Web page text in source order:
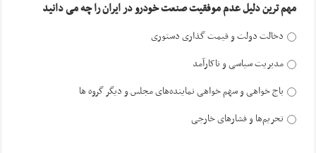
مهم ترین دلیل عدم موفقیت صنعت خودرو در ایران را چه می دانید
دخالت دولت و قیمت گذاری دستوری
مدیریت سیاسی و ناکارآمد
باج خواهی و سهم خواهی نماینده‌های مجلس و دیگر گروه ها
تحریم‌ها و فشارهای خارجی